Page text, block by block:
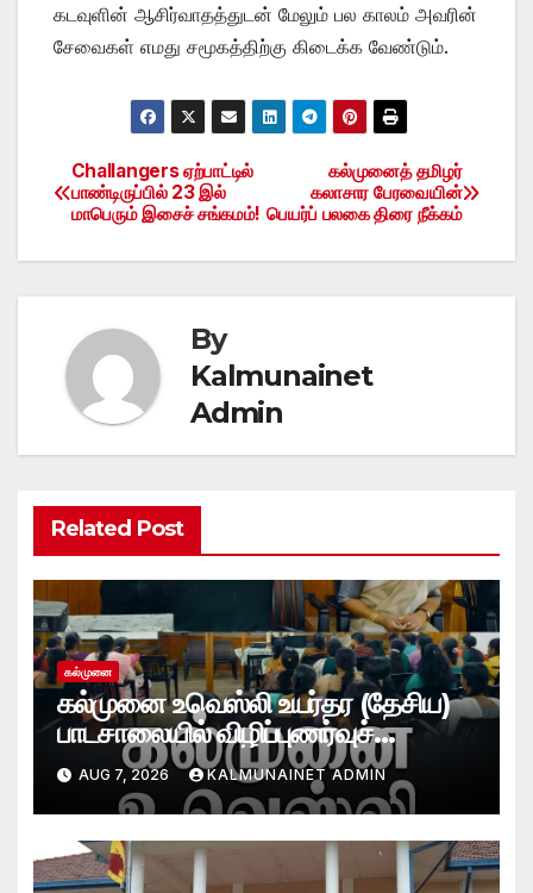
கடவுளின் ஆசிர்வாதத்துடன் மேலும் பல காலம் அவரின்
சேவைகள் எமது சமூகத்திற்கு கிடைக்க வேண்டும்.
Post
navigation
கல்முனைத் தமிழர்
கலாசார பேரவையின்
பெயர்ப் பலகை திரை நீக்கம்
Challangers ஏற்பாட்டில்
பாண்டிருப்பில் 23 இல்
மாபெரும் இசைச் சங்கமம்!
By
Kalmunainet
Admin
Related Post
கல்முனை
கல்முனை உவெஸ்லி உயர்தர (தேசிய)
பாடசாலையில் விழிப்புணர்வுச்
செயலமர்வு
AUG 7, 2026 KALMUNAINET ADMIN